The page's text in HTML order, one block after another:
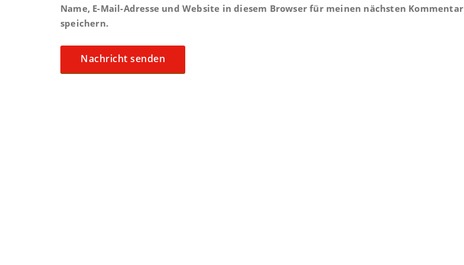
Name, E-Mail-Adresse und Website in diesem Browser für meinen nächsten Kommentar
speichern.